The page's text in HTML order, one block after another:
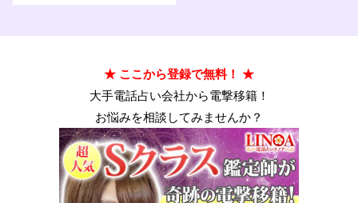
★ ここから登録で無料！ ★
大手電話占い会社から電撃移籍！
お悩みを相談してみませんか？